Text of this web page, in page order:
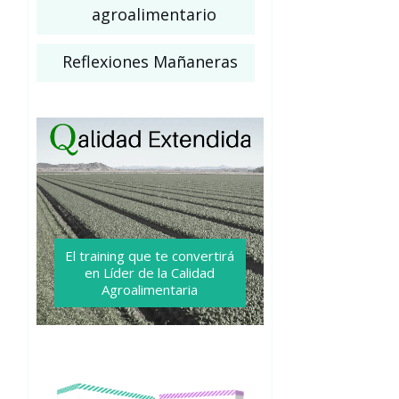
agroalimentario
Reflexiones Mañaneras
El training que te convertirá
en Líder de la Calidad
Agroalimentaria